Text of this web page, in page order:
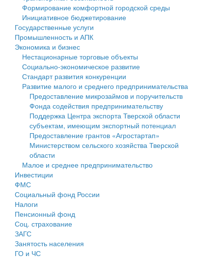
Государственные услуги
Промышленность и АПК
Экономика и бизнес
Символика
Устав
Гостям округа
Туризм
Культура
Образование
Здравоохранение
Социальная защита
Фотоальбом
муниципального округа Тверской области
Администрация Кашинского муниципального округа
Тверской области
Управление сельскими территориями
Открытые данные
Работа с обращениями граждан
Муниципальный контроль
Муниципальные услуги
Проекты административных регламентов
Антимонопольный комплаенс
Противодействие коррупции
Финансовое управление
Бюджет для граждан
Имущество
Выявление правообладателей ранее учтенных
объектов недвижимости
Имущественная поддержка субъектов малого и
среднего предпринимательства
Информационная поддержка субъектов малого и
среднего предпринимательства
Муниципальные программы
Контрольно-счетная палата
Персональные данные
Оценка регулирующего воздействия
Формирование комфортной городской среды
Инициативное бюджетирование
Государственные услуги
Промышленность и АПК
Экономика и бизнес
Нестационарные торговые объекты
Социально-экономическое развитие
Стандарт развития конкуренции
Развитие малого и среднего предпринимательства
Предоставление микрозаймов и поручительств
Фонда содействия предпринимательству
Поддержка Центра экспорта Тверской области
субъектам, имеющим экспортный потенциал
Предоставление грантов «Агростартап»
Министерством сельского хозяйства Тверской
области
Малое и среднее предпринимательство
Инвестиции
ФМС
Социальный фонд России
Налоги
Пенсионный фонд
Соц. страхование
ЗАГС
Занятость населения
ГО и ЧС